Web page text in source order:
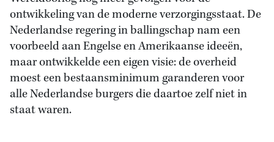
ontwikkeling van de moderne verzorgingsstaat. De
Nederlandse regering in ballingschap nam een
voorbeeld aan Engelse en Amerikaanse ideeën,
maar ontwikkelde een eigen visie: de overheid
moest een bestaansminimum garanderen voor
alle Nederlandse burgers die daartoe zelf niet in
staat waren.